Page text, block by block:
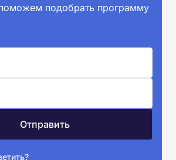
подобрать программу